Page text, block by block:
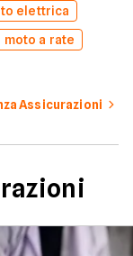
elettrica
a rate
Assicurazioni